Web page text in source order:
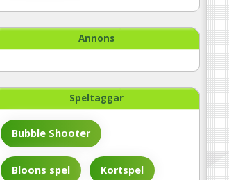
Annons
Speltaggar
Bubble Shooter
Bloons spel Kortspel